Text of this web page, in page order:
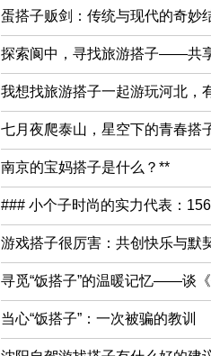
蛋搭子贩剑：传统与现代的奇妙
探索阆中，寻找旅游搭子——共
我想找旅游搭子一起游玩河北，
七月夜爬泰山，星空下的青春搭
南京的宝妈搭子是什么？**
### 小个子时尚的实力代表：
游戏搭子很厉害：共创快乐与默
寻觅“饭搭子”的温暖记忆——谈
当心“饭搭子”：一次被骗的教训